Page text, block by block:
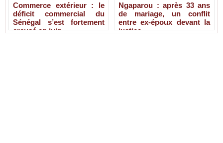
Commerce extérieur : le
déficit commercial du
Sénégal s’est fortement
creusé en juin
Ngaparou : après 33 ans
de mariage, un conflit
entre ex-époux devant la
justice